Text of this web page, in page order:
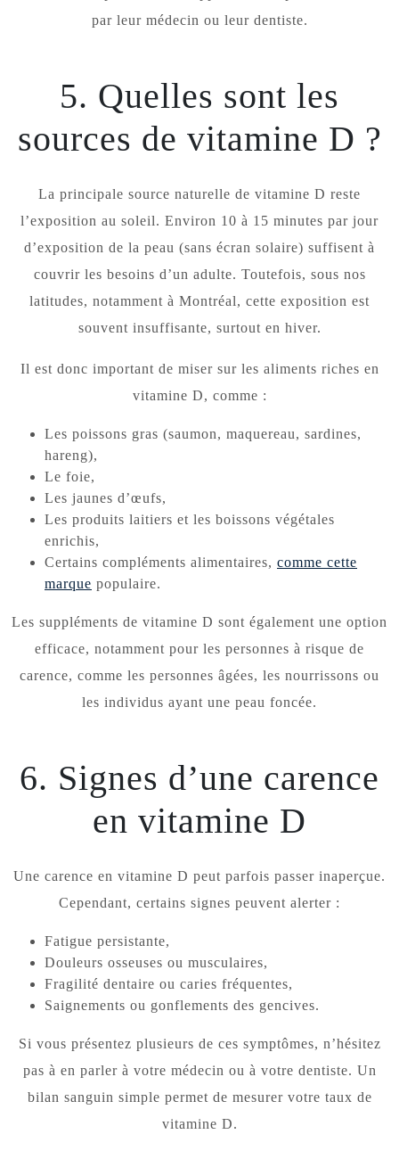
par leur médecin ou leur dentiste.
5. Quelles sont les
sources de vitamine D ?
La principale source naturelle de vitamine D reste
l’exposition au soleil. Environ 10 à 15 minutes par jour
d’exposition de la peau (sans écran solaire) suffisent à
couvrir les besoins d’un adulte. Toutefois, sous nos
latitudes, notamment à Montréal, cette exposition est
souvent insuffisante, surtout en hiver.
Il est donc important de miser sur les aliments riches en
vitamine D, comme :
Les poissons gras (saumon, maquereau, sardines,
hareng),
Le foie,
Les jaunes d’œufs,
Les produits laitiers et les boissons végétales
enrichis,
Certains compléments alimentaires, comme cette
marque populaire.
Les suppléments de vitamine D sont également une option
efficace, notamment pour les personnes à risque de
carence, comme les personnes âgées, les nourrissons ou
les individus ayant une peau foncée.
6. Signes d’une carence
en vitamine D
Une carence en vitamine D peut parfois passer inaperçue.
Cependant, certains signes peuvent alerter :
Fatigue persistante,
Douleurs osseuses ou musculaires,
Fragilité dentaire ou caries fréquentes,
Saignements ou gonflements des gencives.
Si vous présentez plusieurs de ces symptômes, n’hésitez
pas à en parler à votre médecin ou à votre dentiste. Un
bilan sanguin simple permet de mesurer votre taux de
vitamine D.